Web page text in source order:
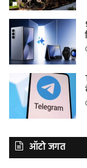
ऑटो जगत